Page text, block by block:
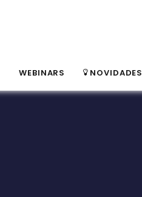
WEBINARS NOVIDADES